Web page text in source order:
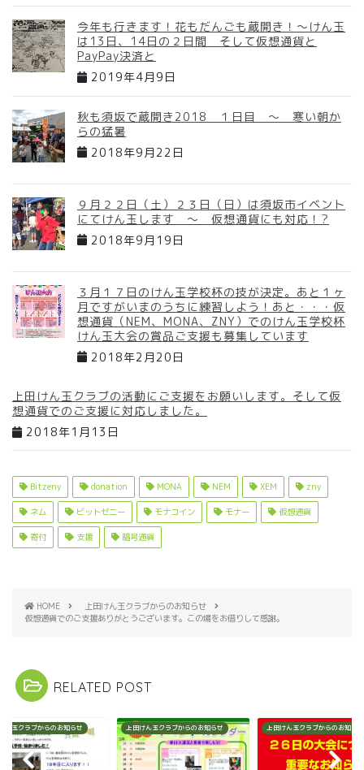
今年も行きます！花もだんごも蔵開き！～けん玉
は13日、14日の２日間 そして仮想通貨と
PayPay決済と
2019年4月9日
秋も須坂で蔵開き2018 １日目 ～ 寒い朝か
らの猛暑
2018年9月22日
９月２２日（土）２３日（日）は須坂市イベント
にてけん玉します ～ 仮想通貨にも対応！?
2018年9月19日
３月１７日のけん玉学校杯の技が決定。あと１ヶ
月ですがいまのうちに練習しよう！あと・・・仮
想通貨（NEM、MONA、ZNY）でのけん玉学校杯
けん玉大会の賞品ご支援も募集しています
2018年2月20日
上田けん玉クラブの活動にご支援をお願いします。そして仮
想通貨でのご支援に対応しました。
2018年1月13日
Bitzeny donation MONA NEM XEM zny
ネム ビットゼニー モナコイン モナー 仮想通貨
寄付 支援 暗号通貨
HOME
上田けん玉クラブからのお知らせ
仮想通貨でのご支援ありがとうございます。この場をお借りして感謝。
RELATED POST
ん玉クラブからのお知らせ 上田けん玉クラブからのお知らせ 上田けん玉クラブからのお知らせ